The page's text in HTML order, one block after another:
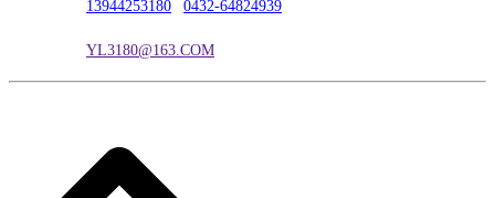
13944253180 0432-64824939
YL3180@163.COM